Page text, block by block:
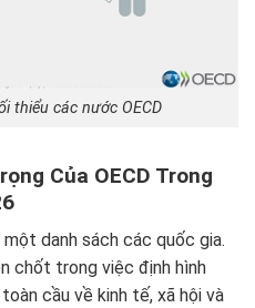
thiểu các nước OECD
Của OECD Trong
danh sách các quốc gia.
chốt trong việc định hình
cầu về kinh tế, xã hội và